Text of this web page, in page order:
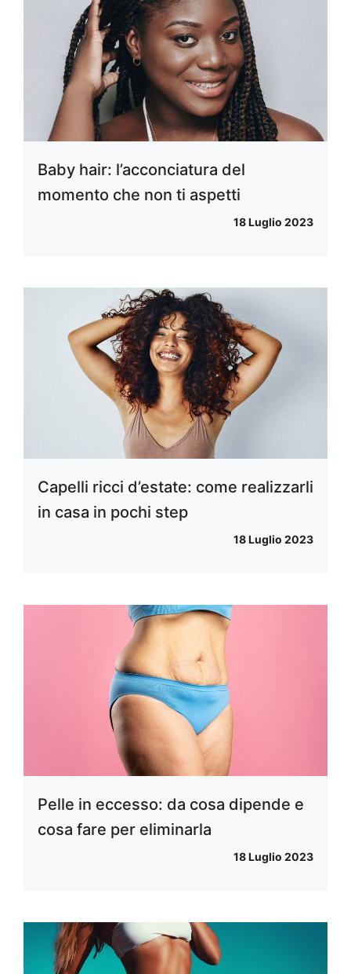
Baby hair: l’acconciatura del
momento che non ti aspetti
18 Luglio 2023
Capelli ricci d’estate: come realizzarli
in casa in pochi step
18 Luglio 2023
Pelle in eccesso: da cosa dipende e
cosa fare per eliminarla
18 Luglio 2023